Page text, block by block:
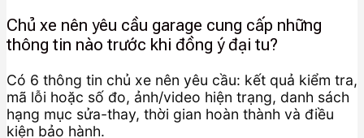
Chủ xe nên yêu cầu garage cung cấp những
thông tin nào trước khi đồng ý đại tu?
Có 6 thông tin chủ xe nên yêu cầu: kết quả kiểm tra,
mã lỗi hoặc số đo, ảnh/video hiện trạng, danh sách
hạng mục sửa-thay, thời gian hoàn thành và điều
kiện bảo hành.